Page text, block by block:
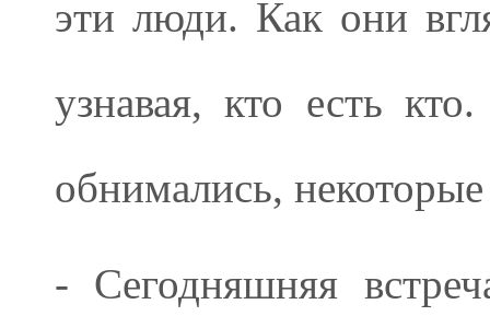
эти люди. Как они
узнавая, кто есть
обнимались,
- Сегодняшняя